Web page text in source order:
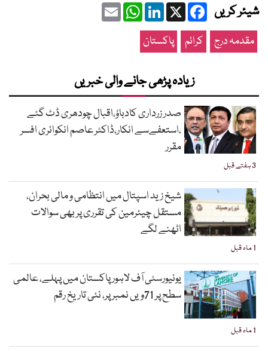
شیئر کریں Facebook
X
LinkedIn
WhatsApp
Email
مقدمہ درج کرائم پاکستان
زیادہ پڑھی جانے والی خبریں
3 ہفتے قبل
صدر زرداری کادباؤ،اقبال چودھری ڈٹ گئے
،استعفےسے انکار،ڈاکٹر عاصم انکوائری افسر
مقرر
1 ماہ قبل
شیخ زید اسپتال میں انتظامی و مالی بحران،
مستقل چیئرمین کی تقرری پر بھی سوالات
اٹھنے لگے
1 ماہ قبل
یونیورسٹی آف لاہور پاکستان میں پہلے، عالمی
سطح پر 71ویں نمبر پر، نئی تاریخ رقم